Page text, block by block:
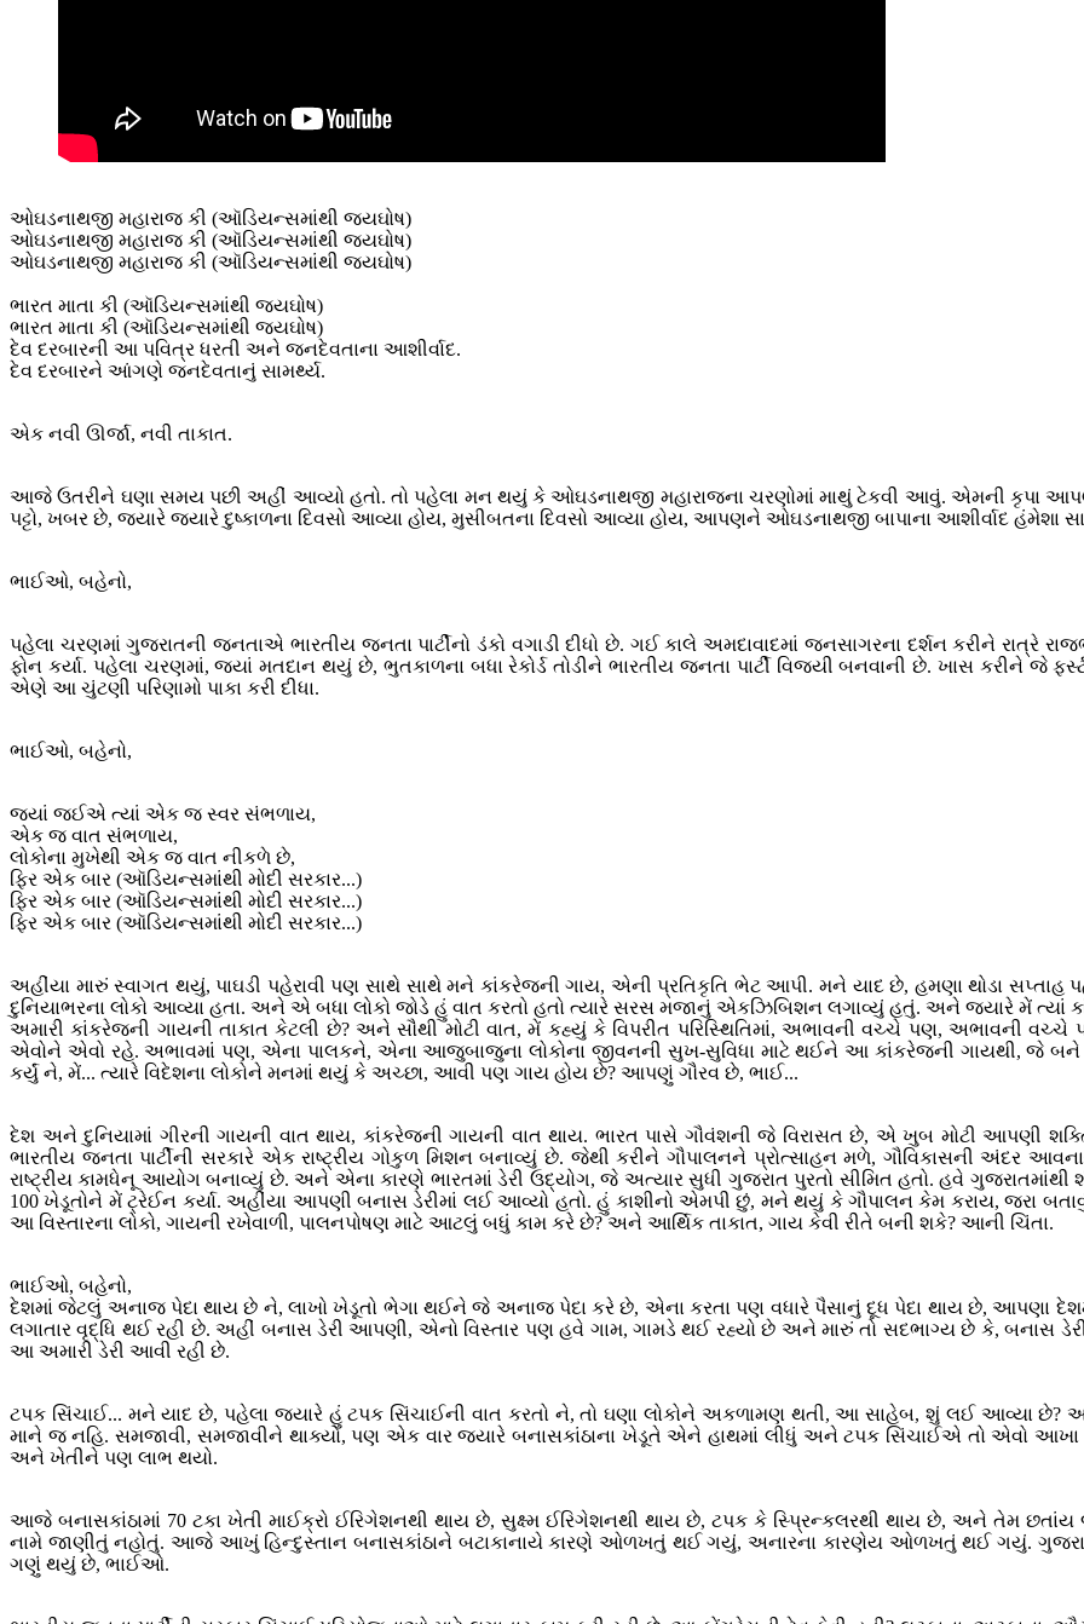
ઓઘડનાથજી મહારાજ કી (ઑડિયન્સમાંથી જયઘોષ)
ઓઘડનાથજી મહારાજ કી (ઑડિયન્સમાંથી જયઘોષ)
ઓઘડનાથજી મહારાજ કી (ઑડિયન્સમાંથી જયઘોષ)
ભારત માતા કી (ઑડિયન્સમાંથી જયઘોષ)
ભારત માતા કી (ઑડિયન્સમાંથી જયઘોષ)
દેવ દરબારની આ પવિત્ર ધરતી અને જનદેવતાના આશીર્વાદ.
દેવ દરબારને આંગણે જનદેવતાનું સામર્થ્ય.
એક નવી ઊર્જા, નવી તાકાત.
આજે ઉતરીને ઘણા સમય પછી અહીં આવ્યો હતો. તો પહેલા મન થયું કે ઓઘડનાથજી મહારાજના ચરણોમાં માથું ટેકવી આવું. એમની કૃપા
પટ્ટો, ખબર છે, જ્યારે જ્યારે દુષ્કાળના દિવસો આવ્યા હોય, મુસીબતના દિવસો આવ્યા હોય, આપણને ઓઘડનાથજી બાપાના આશીર્વાદ હંમેશા
ભાઈઓ, બહેનો,
પહેલા ચરણમાં ગુજરાતની જનતાએ ભારતીય જનતા પાર્ટીનો ડંકો વગાડી દીધો છે. ગઈ કાલે અમદાવાદમાં જનસાગરના દર્શન કરીને રાત્રે
ફોન કર્યા. પહેલા ચરણમાં, જ્યાં મતદાન થયું છે, ભુતકાળના બધા રેકોર્ડ તોડીને ભારતીય જનતા પાર્ટી વિજયી બનવાની છે. ખાસ કરીને જે
એણે આ ચુંટણી પરિણામો પાકા કરી દીધા.
ભાઈઓ, બહેનો,
જ્યાં જઈએ ત્યાં એક જ સ્વર સંભળાય,
એક જ વાત સંભળાય,
લોકોના મુખેથી એક જ વાત નીકળે છે,
ફિર એક બાર (ઑડિયન્સમાંથી મોદી સરકાર...)
ફિર એક બાર (ઑડિયન્સમાંથી મોદી સરકાર...)
ફિર એક બાર (ઑડિયન્સમાંથી મોદી સરકાર...)
અહીંયા મારું સ્વાગત થયું, પાઘડી પહેરાવી પણ સાથે સાથે મને કાંકરેજની ગાય, એની પ્રતિકૃતિ ભેટ આપી. મને યાદ છે, હમણા થોડા સપ્તાહ
દુનિયાભરના લોકો આવ્યા હતા. અને એ બધા લોકો જોડે હું વાત કરતો હતો ત્યારે સરસ મજાનું એકઝિબિશન લગાવ્યું હતું. અને જ્યારે મેં ત્યાં
અમારી કાંકરેજની ગાયની તાકાત કેટલી છે? અને સૌથી મોટી વાત, મેં કહ્યું કે વિપરીત પરિસ્થિતિમાં, અભાવની વચ્ચે પણ, અભાવની
એવોને એવો રહે. અભાવમાં પણ, એના પાલકને, એના આજુબાજુના લોકોના જીવનની સુખ-સુવિધા માટે થઈને આ કાંકરેજની ગાયથી, જે બને
કર્યું ને, મેં... ત્યારે વિદેશના લોકોને મનમાં થયું કે અચ્છા, આવી પણ ગાય હોય છે? આપણું ગૌરવ છે, ભાઈ...
દેશ અને દુનિયામાં ગીરની ગાયની વાત થાય, કાંકરેજની ગાયની વાત થાય. ભારત પાસે ગૌવંશની જે વિરાસત છે, એ ખુબ મોટી આપણી
ભારતીય જનતા પાર્ટીની સરકારે એક રાષ્ટ્રીય ગોકુળ મિશન બનાવ્યું છે. જેથી કરીને ગૌપાલનને પ્રોત્સાહન મળે, ગૌવિકાસની અંદર
રાષ્ટ્રીય કામધેનૂ આયોગ બનાવ્યું છે. અને એના કારણે ભારતમાં ડેરી ઉદ્યોગ, જે અત્યાર સુધી ગુજરાત પુરતો સીમિત હતો. હવે ગુજરાતમાંથી
100 ખેડૂતોને મેં ટ્રેઈન કર્યા. અહીંયા આપણી બનાસ ડેરીમાં લઈ આવ્યો હતો. હું કાશીનો એમપી છું, મને થયું કે ગૌપાલન કેમ કરાય, જરા
આ વિસ્તારના લોકો, ગાયની રખેવાળી, પાલનપોષણ માટે આટલું બધું કામ કરે છે? અને આર્થિક તાકાત, ગાય કેવી રીતે બની શકે? આની ચિંતા.
ભાઈઓ, બહેનો,
દેશમાં જેટલું અનાજ પેદા થાય છે ને, લાખો ખેડૂતો ભેગા થઈને જે અનાજ પેદા કરે છે, એના કરતા પણ વધારે પૈસાનું દૂધ પેદા થાય છે, આપણા દેશમાં.
લગાતાર વૃદ્ધિ થઈ રહી છે. અહીં બનાસ ડેરી આપણી, એનો વિસ્તાર પણ હવે ગામ, ગામડે થઈ રહ્યો છે અને મારું તો સદભાગ્ય છે કે, બનાસ
આ અમારી ડેરી આવી રહી છે.
ટપક સિંચાઈ... મને યાદ છે, પહેલા જ્યારે હું ટપક સિંચાઈની વાત કરતો ને, તો ઘણા લોકોને અકળામણ થતી, આ સાહેબ, શું લઈ આવ્યા છે?
માને જ નહિ. સમજાવી, સમજાવીને થાક્યો, પણ એક વાર જ્યારે બનાસકાંઠાના ખેડૂતે એને હાથમાં લીધું અને ટપક સિંચાઈએ તો એવો આખા
અને ખેતીને પણ લાભ થયો.
આજે બનાસકાંઠામાં 70 ટકા ખેતી માઈક્રો ઈરિગેશનથી થાય છે, સુક્ષ્મ ઈરિગેશનથી થાય છે, ટપક કે સ્પ્રિન્કલરથી થાય છે, અને તેમ છતાંય
નામે જાણીતું નહોતું. આજે આખું હિન્દુસ્તાન બનાસકાંઠાને બટાકાનાયે કારણે ઓળખતું થઈ ગયું, અનારના કારણેય ઓળખતું થઈ ગયું.
ગણું થયું છે, ભાઈઓ.